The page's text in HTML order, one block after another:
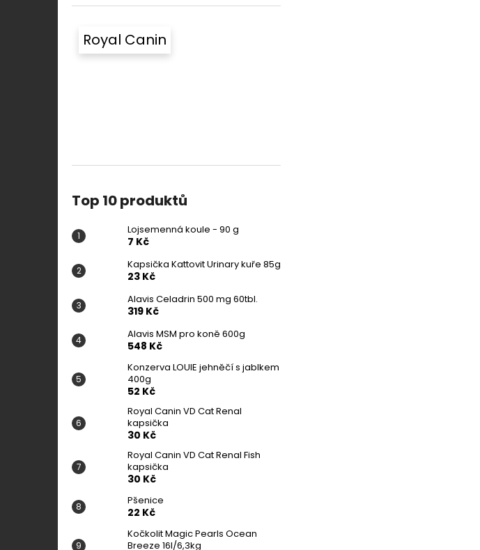
Royal Canin
Top 10 produktů
Lojsemenná koule - 90 g
7 Kč
Kapsička Kattovit Urinary kuře 85g
23 Kč
Alavis Celadrin 500 mg 60tbl.
319 Kč
Alavis MSM pro koně 600g
548 Kč
Konzerva LOUIE jehněčí s jablkem
400g
52 Kč
Royal Canin VD Cat Renal
kapsička
30 Kč
Royal Canin VD Cat Renal Fish
kapsička
30 Kč
Pšenice
22 Kč
Kočkolit Magic Pearls Ocean
Breeze 16l/6,3kg